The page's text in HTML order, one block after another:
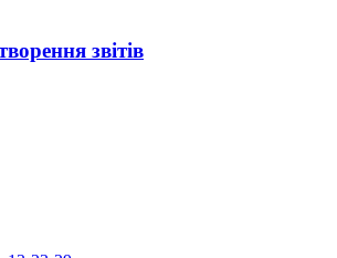
звітів